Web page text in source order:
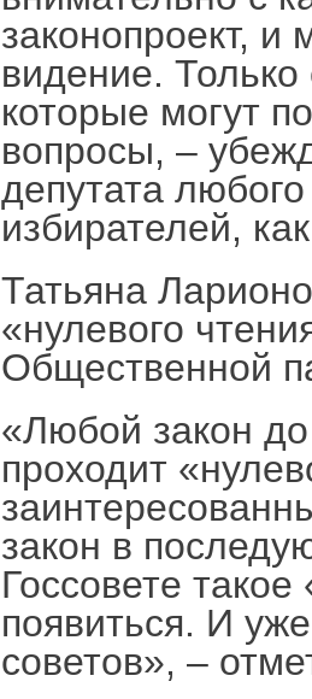
законопроект, и
видение.
которые могут
вопросы, –
депутата
избирателей,
Татьяна
«нулевого
Общественной
«Любой закон до
проходит
закон в
Госсовете
появиться. И
советов», –